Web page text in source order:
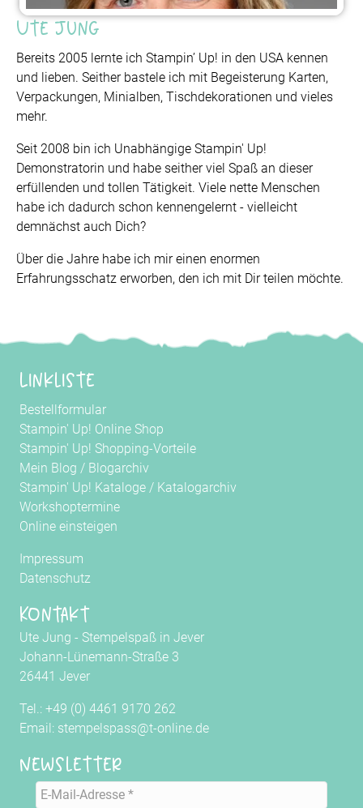
Ute Jung
Bereits 2005 lernte ich Stampin’ Up! in den USA kennen
und lieben. Seither bastele ich mit Begeisterung Karten,
Verpackungen, Minialben, Tischdekorationen und vieles
mehr.
Seit 2008 bin ich Unabhängige Stampin' Up!
Demonstratorin und habe seither viel Spaß an dieser
erfüllenden und tollen Tätigkeit. Viele nette Menschen
habe ich dadurch schon kennengelernt - vielleicht
demnächst auch Dich?
Über die Jahre habe ich mir einen enormen
Erfahrungsschatz erworben, den ich mit Dir teilen möchte.
Linkliste
Bestellformular
Stampin' Up! Online Shop
Stampin' Up! Shopping-Vorteile
Mein Blog / Blogarchiv
Stampin' Up! Kataloge / Katalogarchiv
Workshoptermine
Online einsteigen
Impressum
Datenschutz
Kontakt
Ute Jung - Stempelspaß in Jever
Johann-Lünemann-Straße 3
26441 Jever
Tel.: +49 (0) 4461 9170 262
Email: stempelspass@t-online.de
Newsletter